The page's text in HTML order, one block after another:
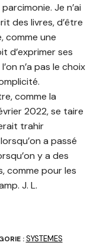
Je n’ai
des livres, d’être
comme une
d’exprimer ses
n’a pas le choix
comme la
2022, se taire
trahir
a passé
y a des
comme pour les
J. L.
:SYSTEMES